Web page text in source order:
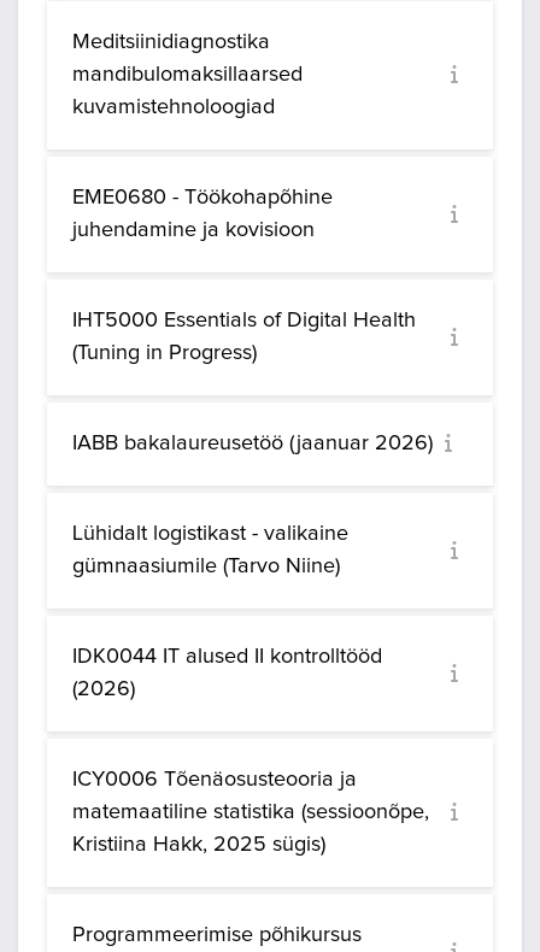
Meditsiinidiagnostika
mandibulomaksillaarsed
kuvamistehnoloogiad
EME0680 - Töökohapõhine
juhendamine ja kovisioon
IHT5000 Essentials of Digital Health
(Tuning in Progress)
IABB bakalaureusetöö (jaanuar 2026)
Lühidalt logistikast - valikaine
gümnaasiumile (Tarvo Niine)
IDK0044 IT alused II kontrolltööd
(2026)
ICY0006 Tõenäosusteooria ja
matemaatiline statistika (sessioonõpe,
Kristiina Hakk, 2025 sügis)
Programmeerimise põhikursus